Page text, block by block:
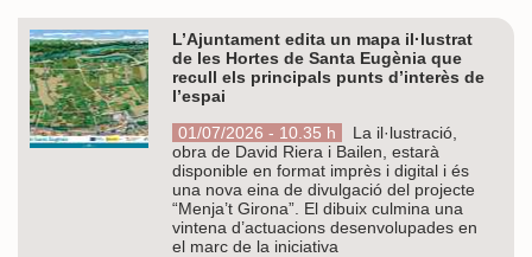
L’Ajuntament edita un mapa il·lustrat
de les Hortes de Santa Eugènia que
recull els principals punts d’interès de
l’espai
01/07/2026 - 10.35 h
La il·lustració,
obra de David Riera i Bailen, estarà
disponible en format imprès i digital i és
una nova eina de divulgació del projecte
“Menja’t Girona”. El dibuix culmina una
vintena d’actuacions desenvolupades en
el marc de la iniciativa